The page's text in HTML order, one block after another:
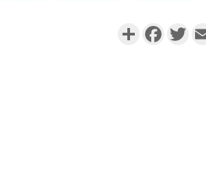
Partager